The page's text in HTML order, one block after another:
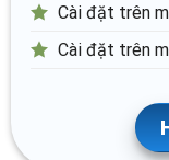
Cài đặt trên
Cài đặt trên